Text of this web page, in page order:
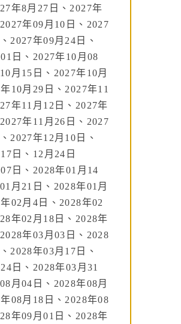
年8月27日、2027年
年09月10日、2027
2027年09月24日、
日、2027年10月08
月15日、2027年10月
10月29日、2027年11
年11月12日、2027年
年11月26日、2027
2027年12月10日、
日、12月24日
日、2028年01月14
月21日、2028年01月
02月4日、2028年02
年02月18日、2028年
年03月03日、2028
2028年03月17日、
日、2028年03月31
月04日、2028年08月
08月18日、2028年08
年09月01日、2028年